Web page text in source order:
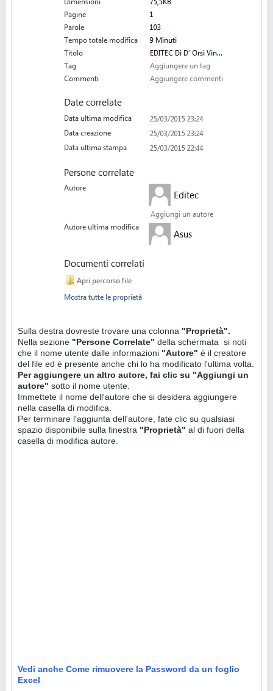
Sulla destra dovreste trovare una colonna "Proprietà".
Nella sezione "Persone Correlate" della schermata si noti
che il nome utente dalle informazioni "Autore" è il creatore
del file ed è presente anche chi lo ha modificato l'ultima volta.
Per aggiungere un altro autore, fai clic su "Aggiungi un
autore" sotto il nome utente.
Immettete il nome dell'autore che si desidera aggiungere
nella casella di modifica.
Per terminare l'aggiunta dell'autore, fate clic su qualsiasi
spazio disponibile sulla finestra "Proprietà" al di fuori della
casella di modifica autore.
Vedi anche Come rimuovere la Password da un foglio
Excel